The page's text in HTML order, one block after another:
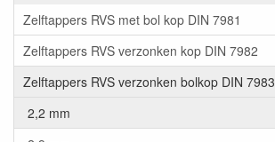
Zelftappers RVS met bol kop DIN 7981
Zelftappers RVS verzonken kop DIN 7982
Zelftappers RVS verzonken bolkop DIN 7983
2,2 mm